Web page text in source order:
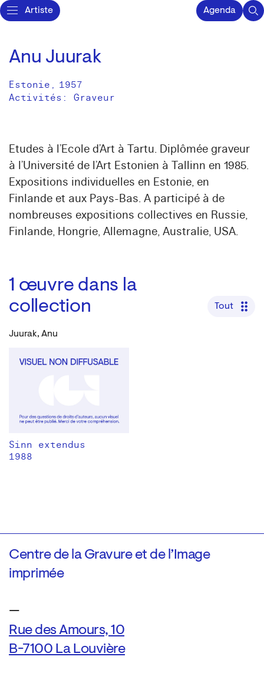
Artiste Agenda
Anu Juurak
Estonie , 1957
Activités: Graveur
Etudes à l’Ecole d’Art à Tartu. Diplômée graveur
à l’Université de l’Art Estonien à Tallinn en 1985.
Expositions individuelles en Estonie, en
Finlande et aux Pays-Bas. A participé à de
nombreuses expositions collectives en Russie,
Finlande, Hongrie, Allemagne, Australie, USA.
1 œuvre dans la
collection
Tout
Juurak, Anu
Sinn extendus
1988
Centre de la Gravure et de l’Image
imprimée
—
Rue des Amours, 10
B-7100 La Louvière